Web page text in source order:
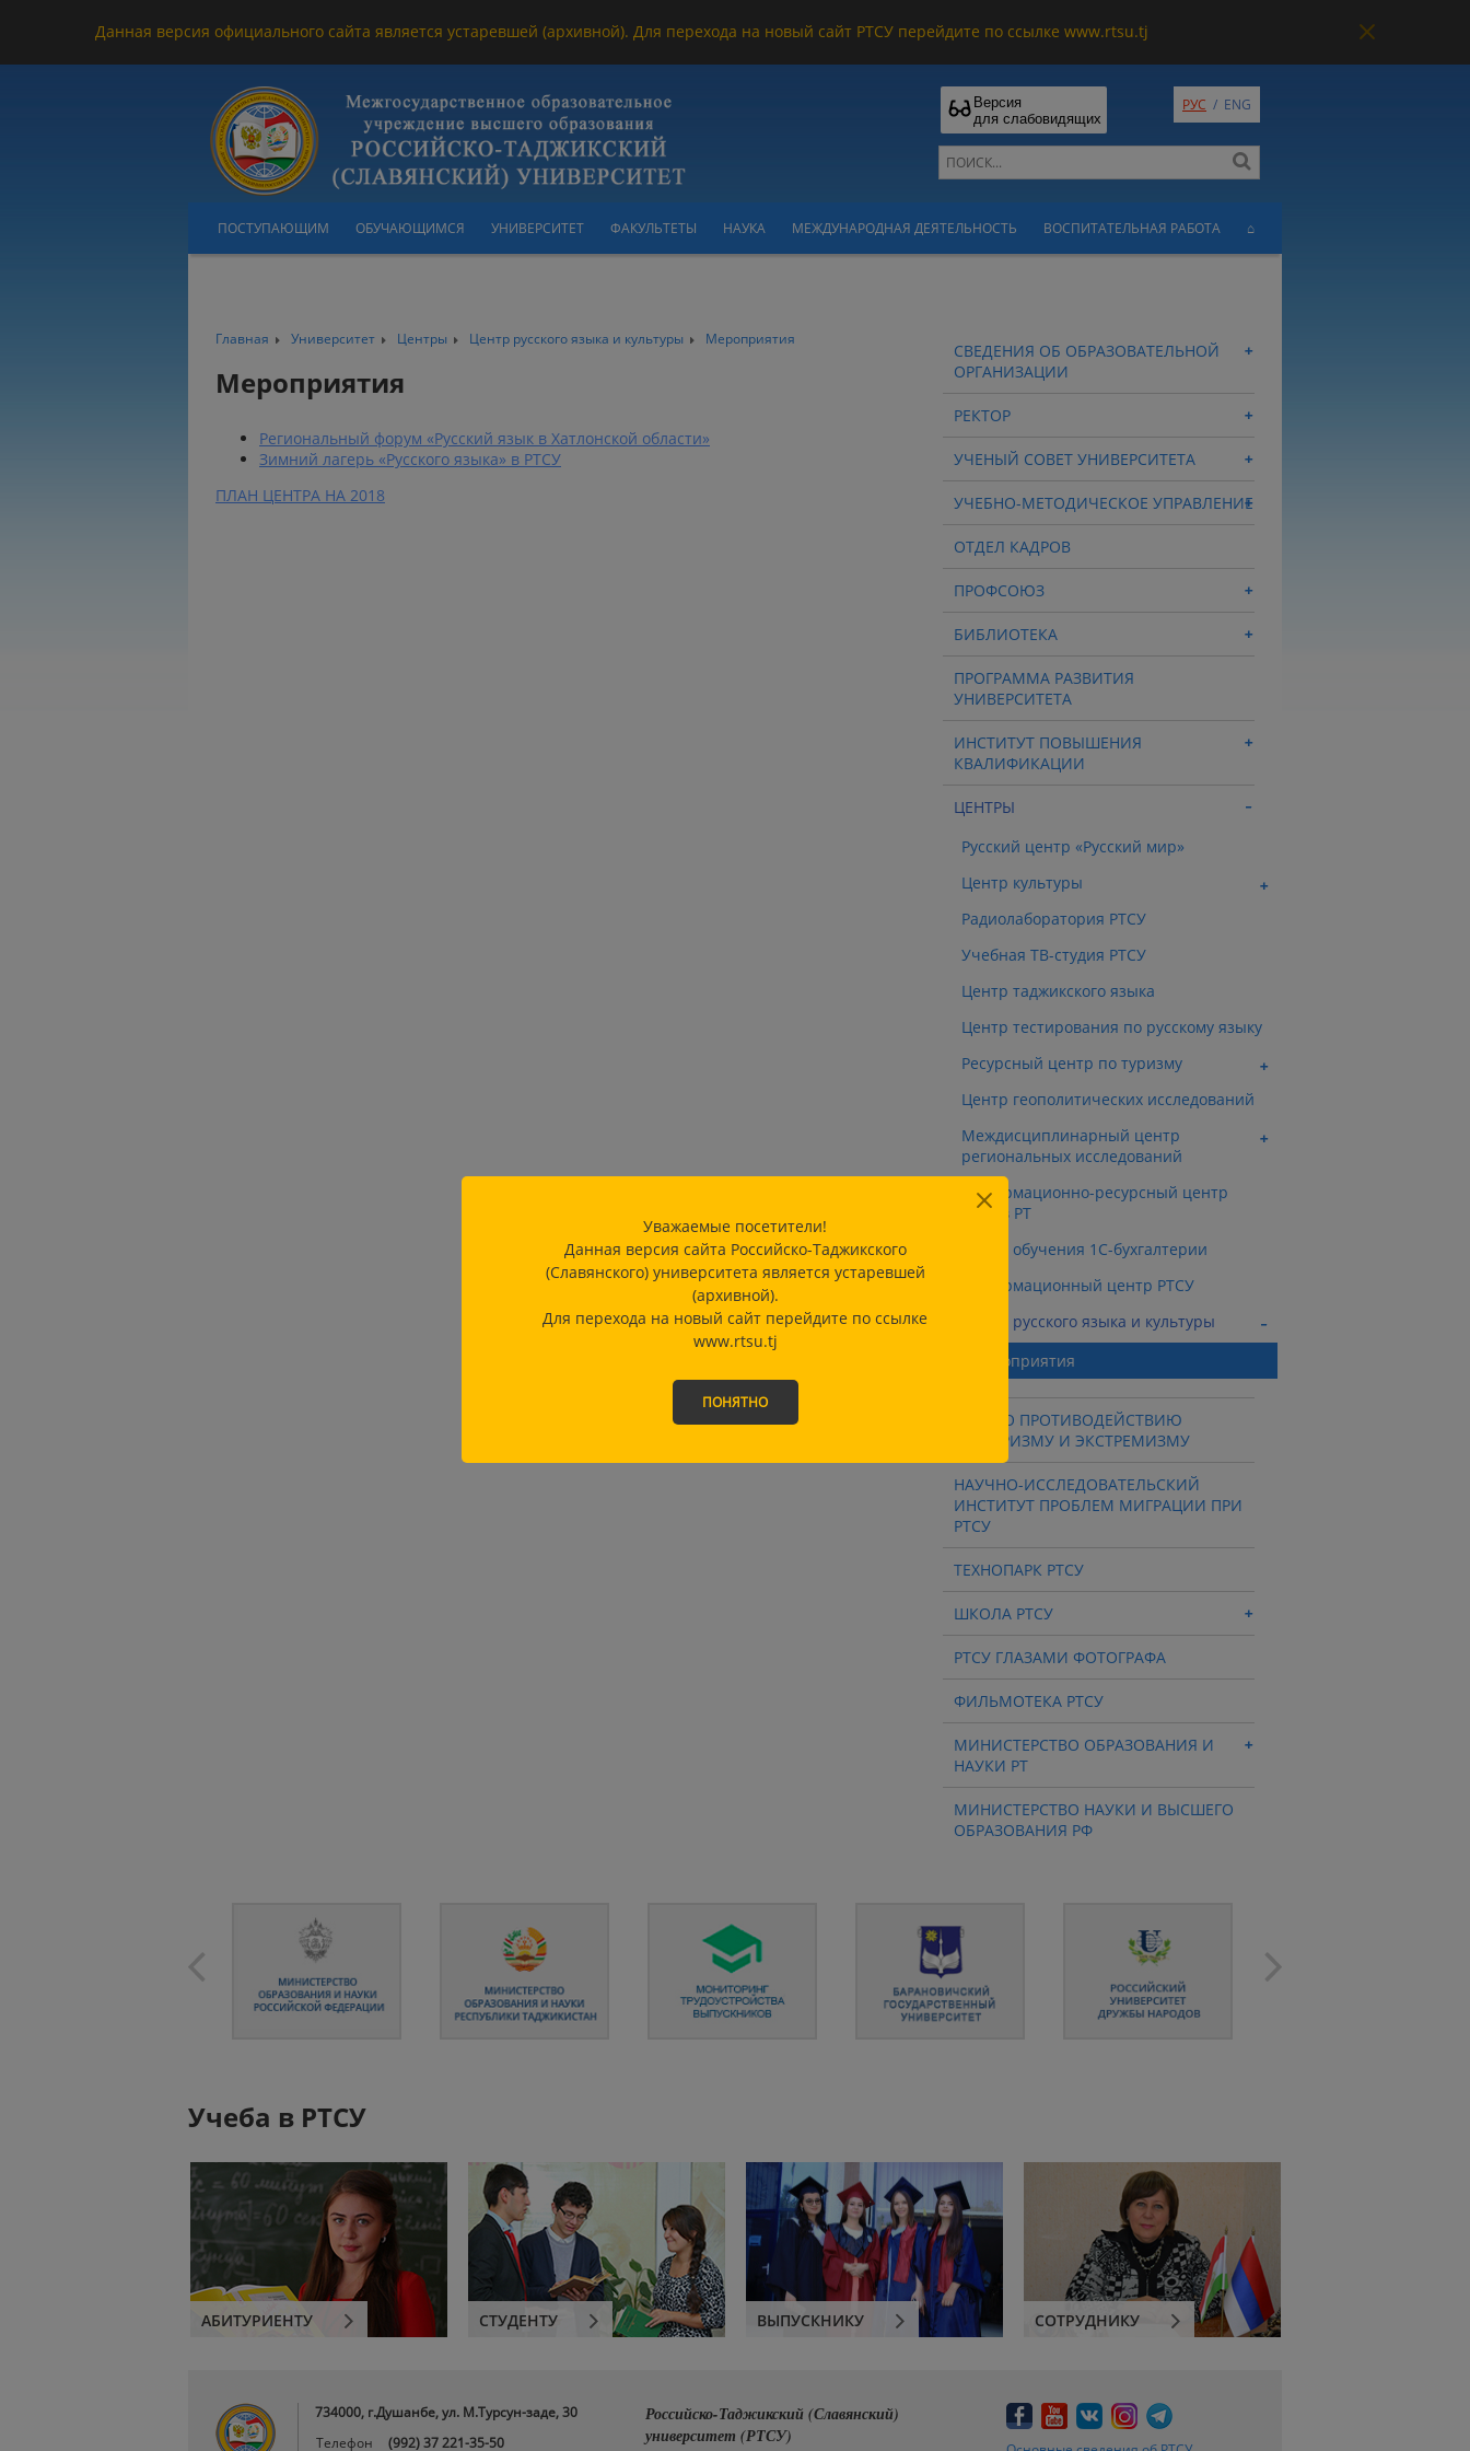
Данная версия официального сайта является устаревшей (архивной). Для перехода на новый сайт РТСУ перейдите по ссылке www.rtsu.tj
Версия
для слабовидящих
РУС / ENG
ПОСТУПАЮЩИМ ОБУЧАЮЩИМСЯ УНИВЕРСИТЕТ ФАКУЛЬТЕТЫ НАУКА МЕЖДУНАРОДНАЯ ДЕЯТЕЛЬНОСТЬ ВОСПИТАТЕЛЬНАЯ РАБОТА ⌂
Главная Университет Центры Центр русского языка и культуры Мероприятия
Мероприятия
Региональный форум «Русский язык в Хатлонской области»
Зимний лагерь «Русского языка» в РТСУ
ПЛАН ЦЕНТРА НА 2018
СВЕДЕНИЯ ОБ ОБРАЗОВАТЕЛЬНОЙ
ОРГАНИЗАЦИИ
РЕКТОР
УЧЕНЫЙ СОВЕТ УНИВЕРСИТЕТА
УЧЕБНО-МЕТОДИЧЕСКОЕ УПРАВЛЕНИЕ
ОТДЕЛ КАДРОВ
ПРОФСОЮЗ
БИБЛИОТЕКА
ПРОГРАММА РАЗВИТИЯ
УНИВЕРСИТЕТА
ИНСТИТУТ ПОВЫШЕНИЯ
КВАЛИФИКАЦИИ
ЦЕНТРЫ
Русский центр «Русский мир»
Центр культуры
Радиолаборатория РТСУ
Учебная ТВ-студия РТСУ
Центр таджикского языка
Центр тестирования по русскому языку
Ресурсный центр по туризму
Центр геополитических исследований
Междисциплинарный центр
региональных исследований
Информационно-ресурсный центр
ООН в РТ
Центр обучения 1С-бухгалтерии
Информационный центр РТСУ
Центр русского языка и культуры
Мероприятия
НИЦ ПО ПРОТИВОДЕЙСТВИЮ
ТЕРРОРИЗМУ И ЭКСТРЕМИЗМУ
НАУЧНО-ИССЛЕДОВАТЕЛЬСКИЙ
ИНСТИТУТ ПРОБЛЕМ МИГРАЦИИ ПРИ
РТСУ
ТЕХНОПАРК РТСУ
ШКОЛА РТСУ
РТСУ ГЛАЗАМИ ФОТОГРАФА
ФИЛЬМОТЕКА РТСУ
МИНИСТЕРСТВО ОБРАЗОВАНИЯ И
НАУКИ РТ
МИНИСТЕРСТВО НАУКИ И ВЫСШЕГО
ОБРАЗОВАНИЯ РФ
Учеба в РТСУ
АБИТУРИЕНТУ СТУДЕНТУ ВЫПУСКНИКУ СОТРУДНИКУ
734000, г.Душанбе, ул. М.Турсун-заде, 30
Телефон
(992) 37 221-35-50
Российско-Таджикский (Славянский)
университет (РТСУ)
Уважаемые посетители!
Данная версия сайта Российско-Таджикского
(Славянского) университета является устаревшей
(архивной).
Для перехода на новый сайт перейдите по ссылке
www.rtsu.tj
ПОНЯТНО